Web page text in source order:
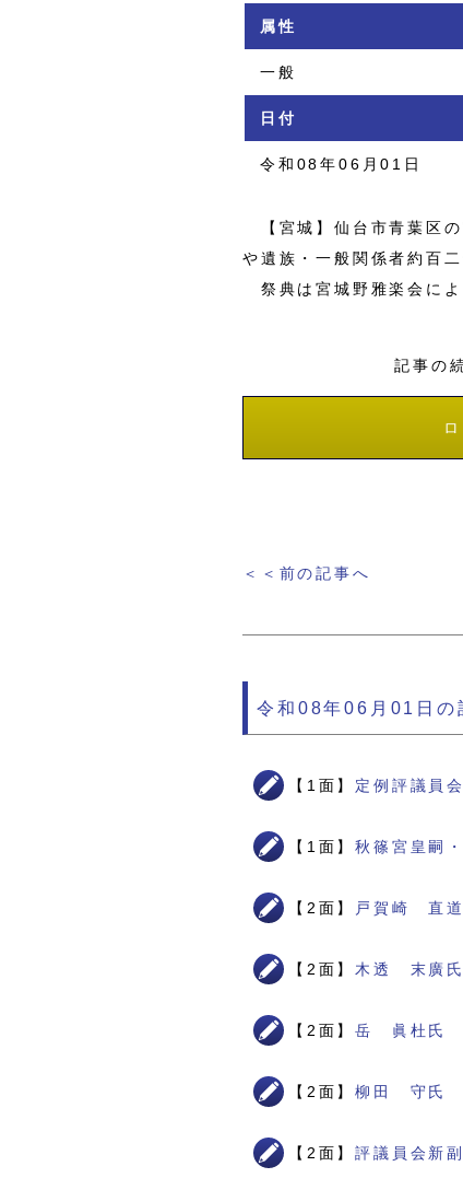
属性
一般
日付
令和08年06月01日
【宮城】仙台市青葉区の
や遺族・一般関係者約百
祭典は宮城野雅楽会に
記事の
＜＜前の記事へ
令和08年06月01日の
【1面】 定例評議員
【1面】秋篠宮皇嗣
【2面】 戸賀崎 直道
【2面】 木透 末廣氏
【2面】岳 眞杜氏
【2面】柳田 守氏
【2面】評議員会新